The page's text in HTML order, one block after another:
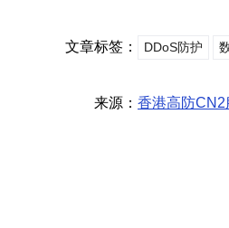
文章标签： DDoS防护
来源： 香港高防CN2